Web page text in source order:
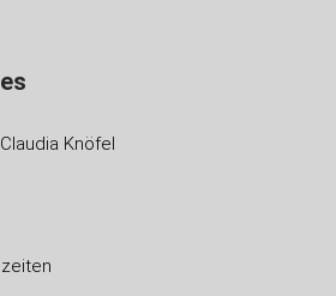
Knöfel